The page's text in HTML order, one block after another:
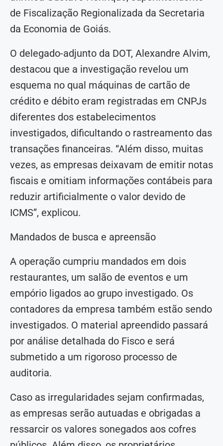
de Fiscalização Regionalizada da Secretaria
da Economia de Goiás.
O delegado-adjunto da DOT, Alexandre Alvim,
destacou que a investigação revelou um
esquema no qual máquinas de cartão de
crédito e débito eram registradas em CNPJs
diferentes dos estabelecimentos
investigados, dificultando o rastreamento das
transações financeiras. “Além disso, muitas
vezes, as empresas deixavam de emitir notas
fiscais e omitiam informações contábeis para
reduzir artificialmente o valor devido de
ICMS”, explicou.
Mandados de busca e apreensão
A operação cumpriu mandados em dois
restaurantes, um salão de eventos e um
empório ligados ao grupo investigado. Os
contadores da empresa também estão sendo
investigados. O material apreendido passará
por análise detalhada do Fisco e será
submetido a um rigoroso processo de
auditoria.
Caso as irregularidades sejam confirmadas,
as empresas serão autuadas e obrigadas a
ressarcir os valores sonegados aos cofres